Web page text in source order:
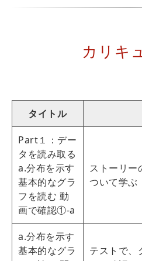
カリキ
タイトル
Part１：デー
タを読み取る
a.分布を示す
基本的なグラ
フを読む 動
画で確認①‐a
ストーリー
ついて学ぶ
a.分布を示す
基本的なグラ
テストで、